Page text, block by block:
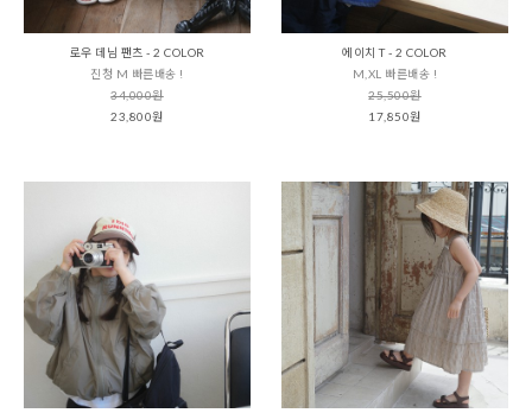
로우 데님 팬츠 - 2 COLOR
진청 M 빠른배송 !
34,000원
23,800원
에이치 T - 2 COLOR
M,XL 빠른배송 !
25,500원
17,850원